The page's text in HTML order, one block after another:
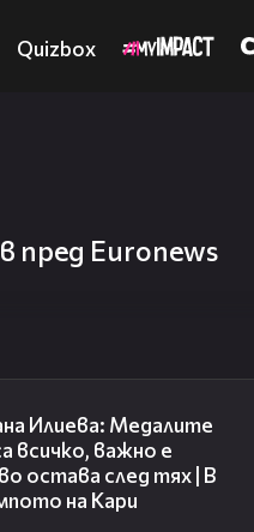
Quizbox
пред Euronews
Илиева: Медалите
всичко, важно е
остава след тях | В
на Кари